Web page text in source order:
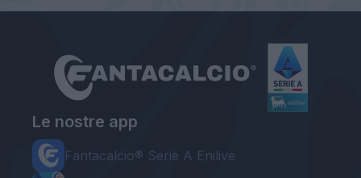
Le nostre app
Fantacalcio® Serie A Enilive